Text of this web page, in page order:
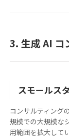
3. 生成 AI コ
スモールス
コンサルティング
規模での大規模な
用範囲を拡大して